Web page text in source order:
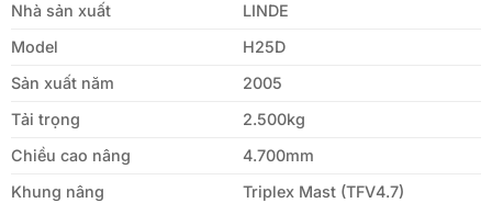
Nhà sản xuất
LINDE
Model
H25D
Sản xuất năm
2005
Tải trọng
2.500kg
Chiều cao nâng
4.700mm
Khung nâng
Triplex Mast (TFV4.7)